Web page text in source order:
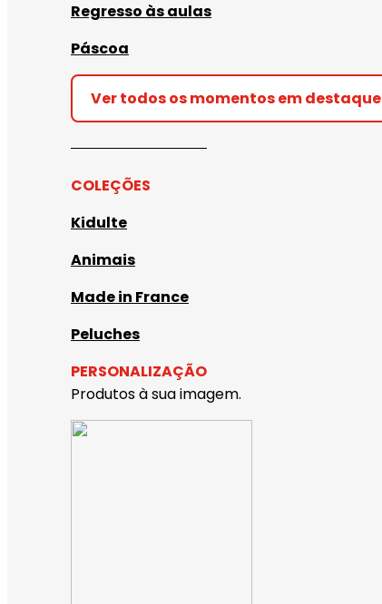
Regresso às aulas
Páscoa
Ver todos os momentos em destaque
COLEÇÕES
Kidulte
Animais
Made in France
Peluches
PERSONALIZAÇÃO
Produtos à sua imagem.